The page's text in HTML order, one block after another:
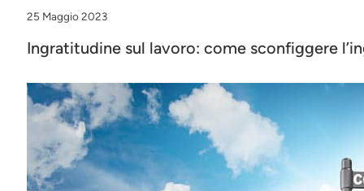
25 Maggio 2023
Ingratitudine sul lavoro: come sconfiggere